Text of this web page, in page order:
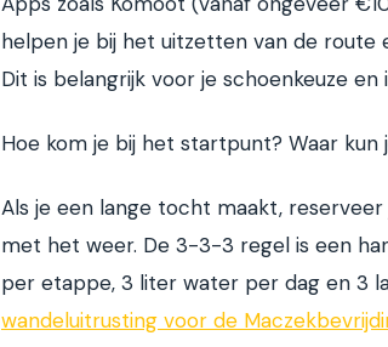
helpen je bij het uitzetten van de route
Dit is belangrijk voor je schoenkeuze
Hoe kom je bij het startpunt? Waar kun
Als je een lange tocht maakt,
met het weer. De 3-3-3 regel is een
per etappe, 3 liter water per dag en 3
wandeluitrusting voor de